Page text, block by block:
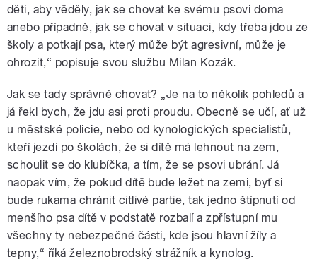
děti, aby věděly, jak se chovat ke svému psovi doma
anebo případně, jak se chovat v situaci, kdy třeba jdou ze
školy a potkají psa, který může být agresivní, může je
ohrozit,“ popisuje svou službu Milan Kozák.
Jak se tady správně chovat? „Je na to několik pohledů a
já řekl bych, že jdu asi proti proudu. Obecně se učí, ať už
u městské policie, nebo od kynologických specialistů,
kteří jezdí po školách, že si dítě má lehnout na zem,
schoulit se do klubíčka, a tím, že se psovi ubrání. Já
naopak vím, že pokud dítě bude ležet na zemi, byť si
bude rukama chránit citlivé partie, tak jedno štípnutí od
menšího psa dítě v podstatě rozbalí a zpřístupní mu
všechny ty nebezpečné části, kde jsou hlavní žíly a
tepny,“ říká železnobrodský strážník a kynolog.